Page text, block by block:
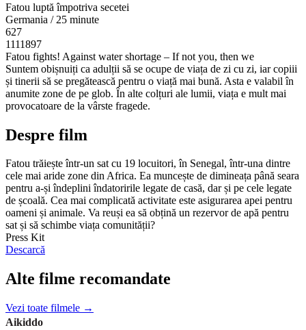
Fatou luptă împotriva secetei
Germania / 25 minute
627
1111897
Fatou fights! Against water shortage – If not you, then we
Suntem obișnuiți ca adulții să se ocupe de viața de zi cu zi, iar copiii
și tinerii să se pregătească pentru o viață mai bună. Asta e valabil în
anumite zone de pe glob. În alte colțuri ale lumii, viața e mult mai
provocatoare de la vârste fragede.
Despre film
Fatou trăiește într-un sat cu 19 locuitori, în Senegal, într-una dintre
cele mai aride zone din Africa. Ea muncește de dimineața până seara
pentru a-și îndeplini îndatoririle legate de casă, dar și pe cele legate
de școală. Cea mai complicată activitate este asigurarea apei pentru
oameni și animale. Va reuși ea să obțină un rezervor de apă pentru
sat și să schimbe viața comunității?
Press Kit
Descarcă
Alte filme recomandate
Vezi toate filmele →
Aikiddo